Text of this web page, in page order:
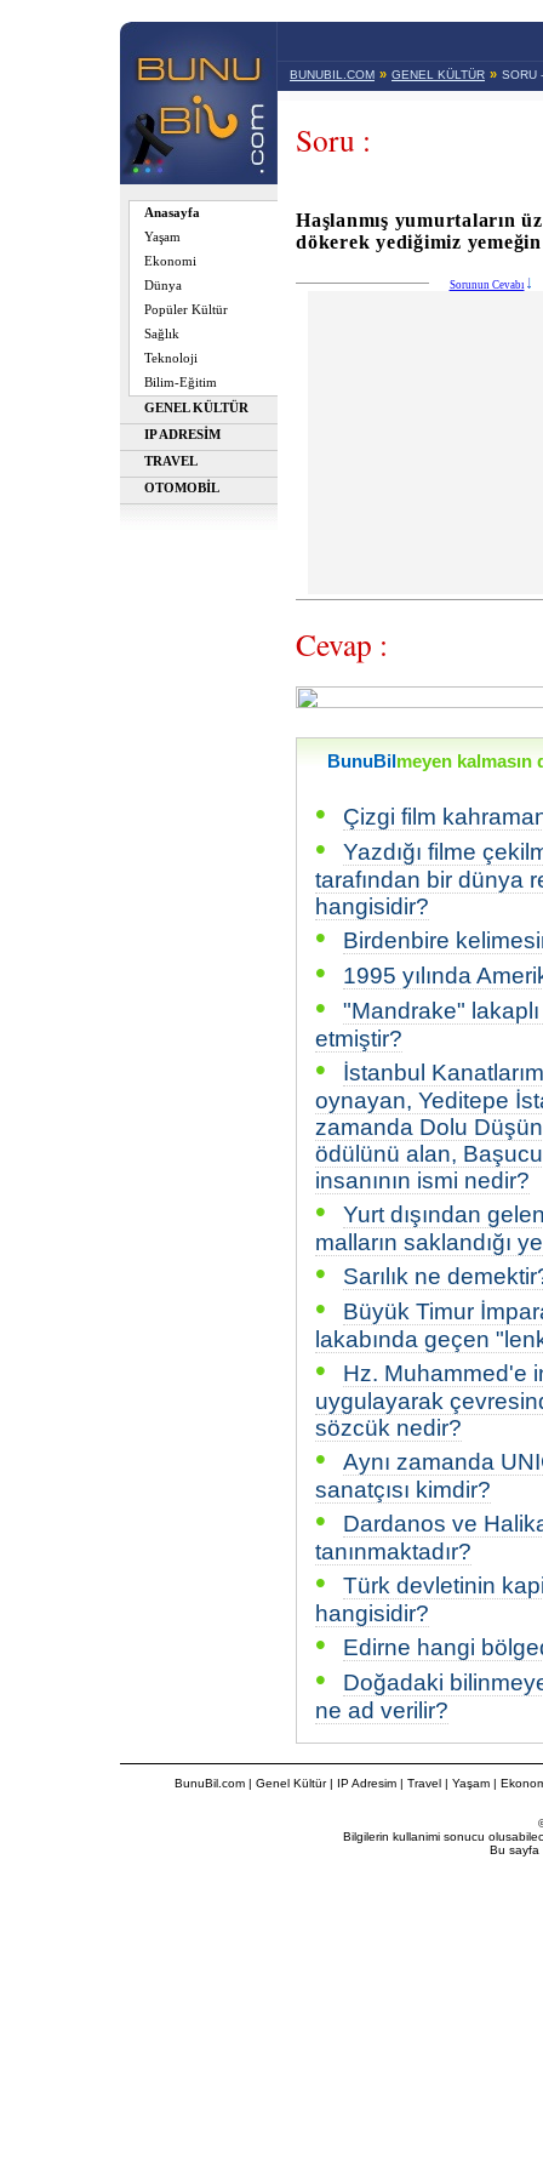
Anasayfa
Yaşam
Ekonomi
Dünya
Popüler Kültür
Sağlık
Teknoloji
Bilim-Eğitim
GENEL KÜLTÜR
IP ADRESİM
TRAVEL
OTOMOBİL
BUNUBIL.COM » GENEL KÜLTÜR » SORU
Soru :
Haşlanmış yumurtaların
dökerek yediğimiz
Sorunun Cevabı
Cevap :
BunuBil meyen kalmasın
• Çizgi film
•
Yazdığı filme
tarafından bir dünya
hangisidir?
• Birdenbire
• 1995 yılında
•
"Mandrake"
etmiştir?
•
İstanbul
oynayan, Yeditepe
zamanda Dolu
ödülünü alan,
insanının ismi nedir?
•
Yurt dışından
malların saklandığı
• Sarılık ne
•
Büyük Timur
lakabında geçen
•
Hz. Muhammed'e
uygulayarak
sözcük nedir?
•
Aynı zamanda
sanatçısı kimdir?
•
Dardanos ve
tanınmaktadır?
•
Türk devletinin
hangisidir?
• Edirne hangi
•
Doğadaki
ne ad verilir?
BunuBil.com| Genel Kültür| IP Adresim| Travel| Yaşam |
Bilgilerin kullanimi sonucu
Bu sayfa